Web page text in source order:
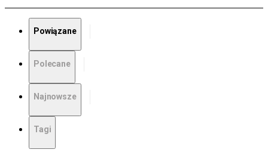
Powiązane
Polecane
Najnowsze
Tagi